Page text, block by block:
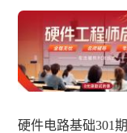
硬件电路基础301期